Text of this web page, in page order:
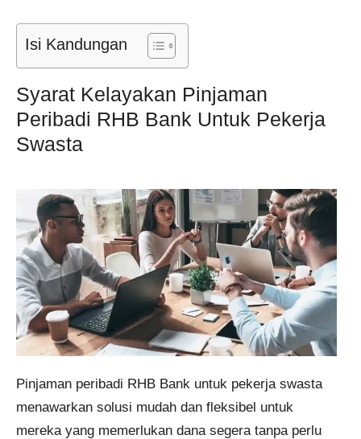
Isi Kandungan
Syarat Kelayakan Pinjaman
Peribadi RHB Bank Untuk Pekerja
Swasta
Pinjaman peribadi RHB Bank untuk pekerja swasta
menawarkan solusi mudah dan fleksibel untuk
mereka yang memerlukan dana segera tanpa perlu